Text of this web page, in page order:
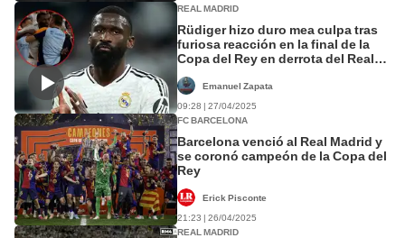
REAL MADRID
Rüdiger hizo duro mea culpa tras
furiosa reacción en la final de la
Copa del Rey en derrota del Real
Emanuel Zapata
09:28 | 27/04/2025
FC BARCELONA
Barcelona venció al Real Madrid y
se coronó campeón de la Copa del
Rey
Erick Pisconte
21:23 | 26/04/2025
REAL MADRID